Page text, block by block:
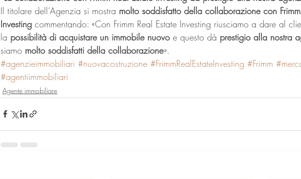
Il titolare dell’Agenzia si mostra molto soddisfatto della collaborazione con
Investing commentando: «Con Frimm Real Estate Investing riusciamo a dare al
la possibilità di acquistare un immobile nuovo e questo dà prestigio alla nostra
siamo molto soddisfatti della collaborazione».
#agenzieimmobiliari #nuovacostruzione #FrimmRealEstateInvesting #Frimm
#agentiimmobiliari
Agente immobiliare